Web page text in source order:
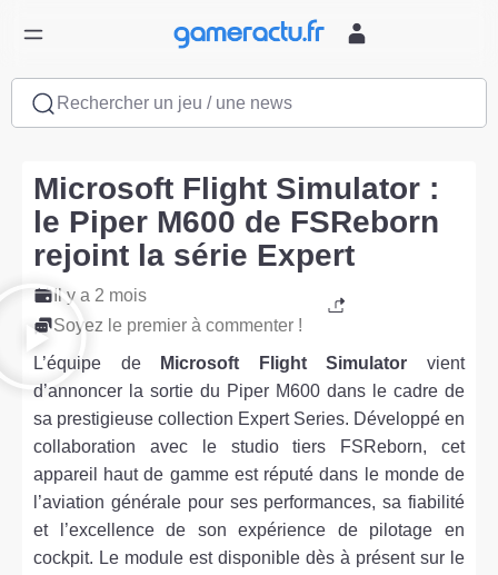
Rechercher un jeu / une news
Microsoft Flight Simulator :
le Piper M600 de FSReborn
rejoint la série Expert
Il y a 2 mois
Soyez le premier à commenter !
L’équipe de
Microsoft Flight Simulator vient
d’annoncer la sortie du Piper M600 dans le cadre de
sa prestigieuse collection Expert Series. Développé en
collaboration avec le studio tiers FSReborn, cet
appareil haut de gamme est réputé dans le monde de
l’aviation générale pour ses performances, sa fiabilité
et l’excellence de son expérience de pilotage en
cockpit. Le module est disponible dès à présent sur le